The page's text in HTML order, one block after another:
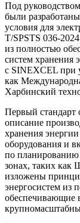
Под
были
условия для
T/SPSTS 036-
из полностью
систем хранения
с SINEXCEL при
как
Харбинский
Первый
описание
хранения
оборудования и
по
зонах, таких как
изложены
энергосистем из
обеспечивающие